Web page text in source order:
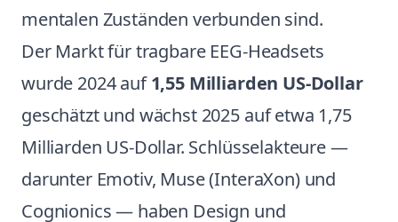
mentalen Zuständen verbunden sind.
Der Markt für tragbare EEG-Headsets
wurde 2024 auf1,55 Milliarden US-Dollar
geschätzt und wächst 2025 auf etwa 1,75
Milliarden US-Dollar. Schlüsselakteure —
darunter Emotiv, Muse (InteraXon) und
Cognionics — haben Design und